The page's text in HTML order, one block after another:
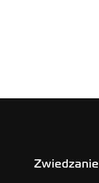
Zwiedzanie